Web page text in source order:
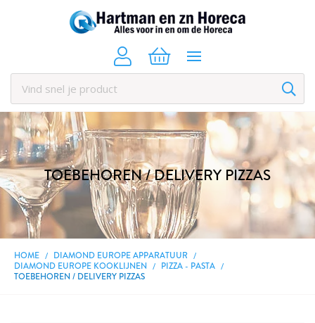
TOEBEHOREN / DELIVERY PIZZAS
HOME
DIAMOND EUROPE APPARATUUR
DIAMOND EUROPE KOOKLIJNEN
PIZZA - PASTA
TOEBEHOREN / DELIVERY PIZZAS